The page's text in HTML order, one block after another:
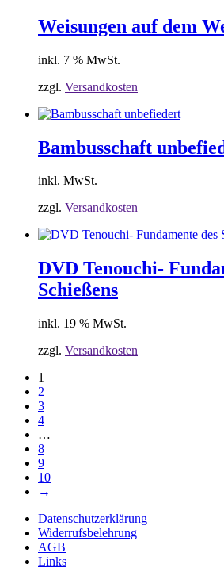
Weisungen auf dem
inkl. 7 % MwSt.
zzgl. Versandkosten
Bambusschaft
inkl. MwSt.
zzgl. Versandkosten
DVD Tenouchi-
Schießens
inkl. 19 % MwSt.
zzgl. Versandkosten
1
2
3
4
…
8
9
10
→
Datenschutzerklärung
Widerrufsbelehrung
AGB
Links